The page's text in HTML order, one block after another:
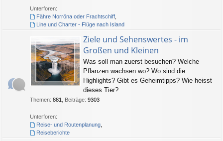
Unterforen:
Fähre Norröna oder Frachtschiff,
Line und Charter - Flüge nach Island
Ziele und Sehenswertes - im
Großen und Kleinen
Was soll man zuerst besuchen? Welche
Pflanzen wachsen wo? Wo sind die
Highlights? Gibt es Geheimtipps? Wie heisst
dieses Tier?
Themen: 881 Beiträge: 9303
Unterforen:
Reise- und Routenplanung,
Reiseberichte